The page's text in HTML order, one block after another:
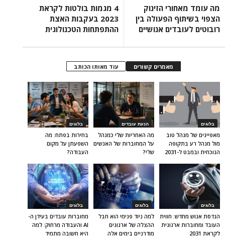
מה עומד מאחורי הזינוק
הצפוי בשיתוף הפעולה בין
רובוטים לעובדים אנושיים
4 מגמות בולטות לקראת
2023 בעקבות האצת
ההתפתחות הטכנולוגית
מאמרים קשורים עוד מאותו הכותב
בלוגים
בחירות בפתח: מה
השפעתן על מקום
העבודה?
הנעת עובדים
מה האחריות שלי כמנהל
על המחוברות של האנשים
שלי?
בלוגים
מאפיינים של מנהל טוב
מול מנהל רע בתקופה
הנוכחית ובמבט ל-2031
בלוגים
מחוברות עובדים בעידן ה-
AI והעבודה מרחוק: למה
היא חשובה מתמיד
בלוגים
למה ניוד פנימי הוא חבל
ההצלה של ארגונים
מודרניים בימים אלה
בלוגים
הנדסת אנוש מחדש: חווית
העובד ומחוברות ארגונית
לקראת 2031